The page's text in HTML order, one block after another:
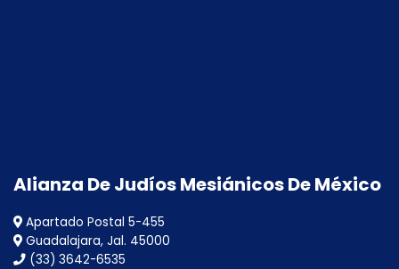
Alianza De Judíos Mesiánicos De México
Apartado Postal 5-455
Guadalajara, Jal. 45000
(33) 3642-6535